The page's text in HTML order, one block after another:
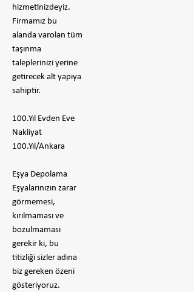
hizmetinizdeyiz.
Firmamız bu
alanda varolan tüm
taşınma
taleplerinizi yerine
getirecek alt yapıya
sahiptir.
100.Yıl Evden Eve
Nakliyat
100.Yıl/Ankara
Eşya Depolama
Eşyalarınızın zarar
görmemesi,
kırılmaması ve
bozulmaması
gerekir ki, bu
titizliği sizler adına
biz gereken özeni
gösteriyoruz.